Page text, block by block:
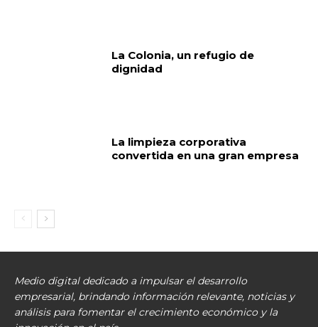
La Colonia, un refugio de
dignidad
La limpieza corporativa
convertida en una gran empresa
Medio digital dedicado a impulsar el desarrollo
empresarial, brindando información relevante, noticias y
análisis para fomentar el crecimiento económico y la